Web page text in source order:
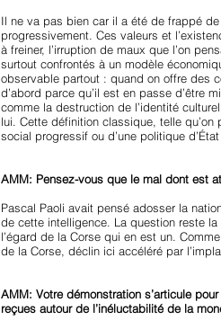
Il ne va pas bien car il a été de frappé
progressivement. Ces valeurs et
à freiner, l’irruption de maux que l’on
surtout confrontés à un modèle
observable partout : quand on offre des
d’abord parce qu’il est en passe d’être
comme la destruction de l’identité
lui. Cette définition classique, telle
social progressif ou d’une politique
AMM: Pensez-vous que le mal dont est
Pascal Paoli avait pensé adosser la
de cette intelligence. La question reste
l’égard de la Corse qui en est un.
de la Corse, déclin ici accéléré par
AMM: Votre démonstration s’articule
reçues autour de l’inéluctabilité de la